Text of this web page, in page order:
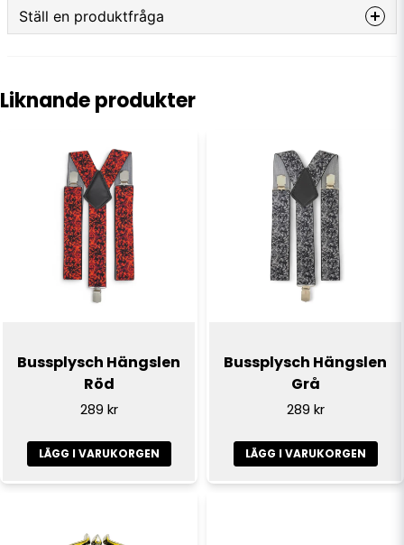
Ställ en produktfråga
Namn
E-postadress
Skicka fråga
Liknande produkter
Bussplysch Hängslen
Röd
289 kr
LÄGG I VARUKORGEN
Bussplysch Hängslen
Grå
289 kr
LÄGG I VARUKORGEN